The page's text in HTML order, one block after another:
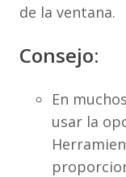
de la ventana.
Consejo:
En
usar la